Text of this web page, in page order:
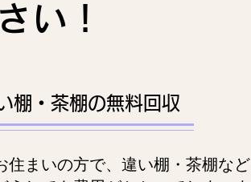
い！
棚・茶棚の無料回収
住まいの方で、違い棚・茶棚など